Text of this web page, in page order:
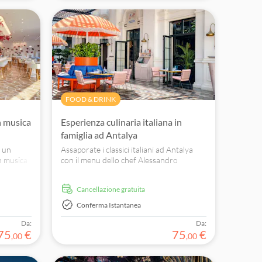
musica
un
Da:
,00 €
FOOD & DRINK
Esperienza culinaria italiana in
famiglia ad Antalya
Assaporate i classici italiani ad Antalya
con il menu dello chef Alessandro
Cancellazione gratuita
Conferma Istantanea
Da:
75,00 €